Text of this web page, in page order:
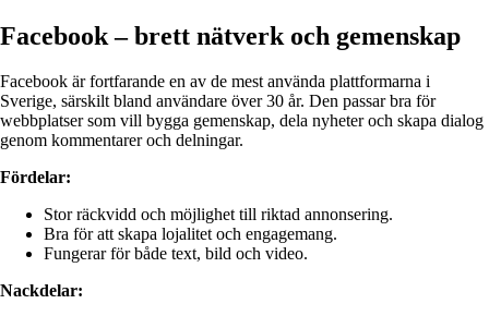
Facebook – brett nätverk och gemenskap
Facebook är fortfarande en av de mest använda plattformarna i
Sverige, särskilt bland användare över 30 år. Den passar bra för
webbplatser som vill bygga gemenskap, dela nyheter och skapa dialog
genom kommentarer och delningar.
Fördelar:
Stor räckvidd och möjlighet till riktad annonsering.
Bra för att skapa lojalitet och engagemang.
Fungerar för både text, bild och video.
Nackdelar: